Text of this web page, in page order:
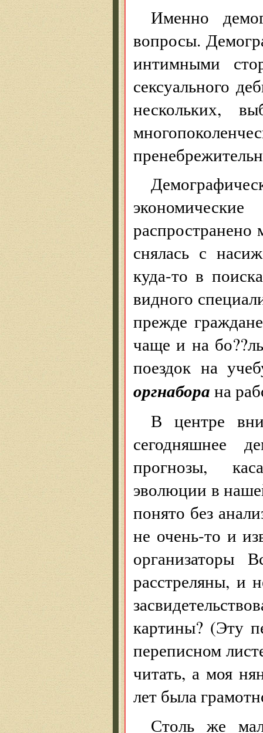
Именно
вопросы.
интимными
сексуального
нескольких,
распространено
снялась с
куда-то в
видного
прежде
чаще и на
поездок на
оргнабора на
В центре
сегодняшнее
прогнозы,
эволюции в
понято без
не очень-то и
организаторы
расстреляны, и
картины? (Эту
переписном
читать, а моя
лет была
Столь же